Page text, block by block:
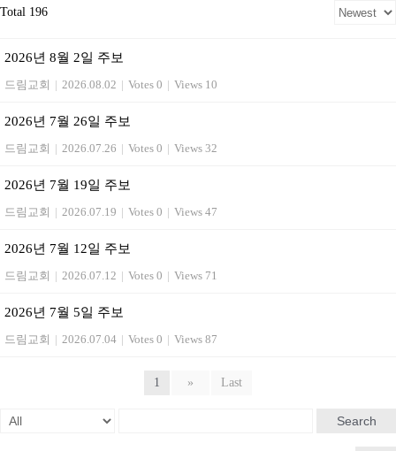
Total 196
2026년 8월 2일 주보
드림교회 | 2026.08.02 | Votes 0 | Views 10
2026년 7월 26일 주보
드림교회 | 2026.07.26 | Votes 0 | Views 32
2026년 7월 19일 주보
드림교회 | 2026.07.19 | Votes 0 | Views 47
2026년 7월 12일 주보
드림교회 | 2026.07.12 | Votes 0 | Views 71
2026년 7월 5일 주보
드림교회 | 2026.07.04 | Votes 0 | Views 87
1 » Last
Search